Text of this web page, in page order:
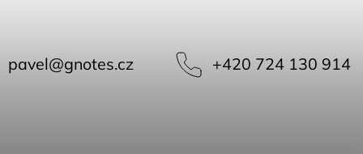
pavel@gnotes.cz +420 724 130 914